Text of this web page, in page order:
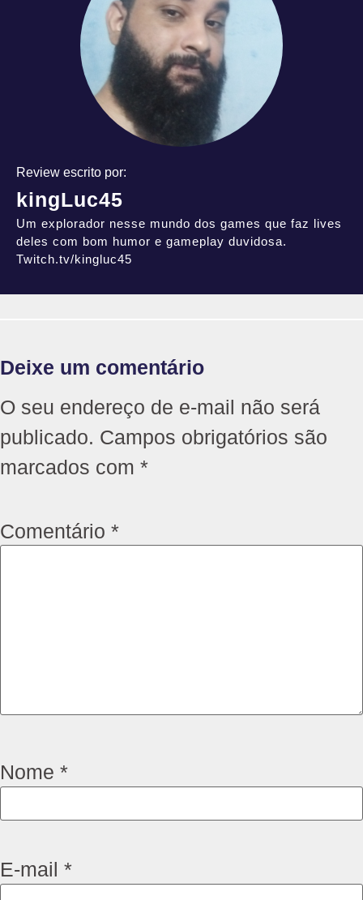
Review escrito por:
kingLuc45
Um explorador nesse mundo dos games que faz lives
deles com bom humor e gameplay duvidosa.
Twitch.tv/kingluc45
Deixe um comentário
O seu endereço de e-mail não será
publicado. Campos obrigatórios são
marcados com *
Comentário *
Nome *
E-mail *